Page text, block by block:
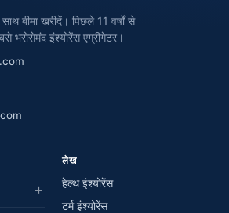
बीमा खरीदें। पिछले 11 वर्षों से
भरोसेमंद इंश्योरेंस एग्रीगेटर।
लेख
हेल्थ इंश्योरेंस
टर्म इंश्योरेंस